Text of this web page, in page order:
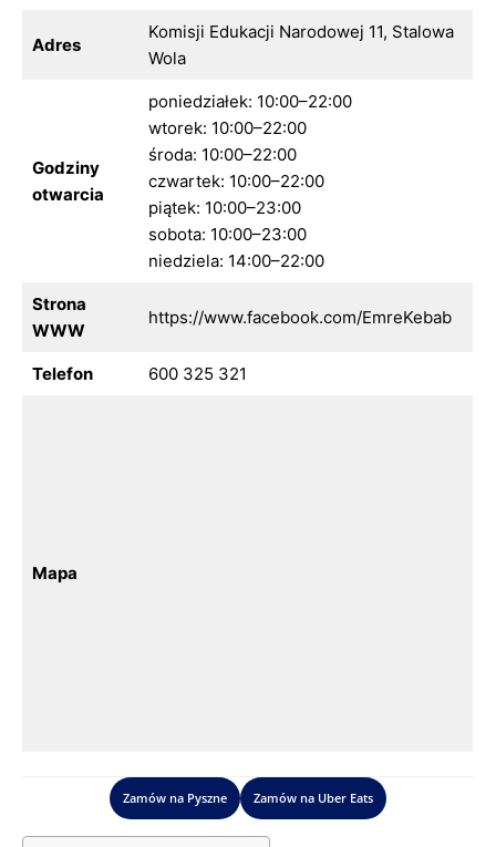
Adres
Komisji Edukacji Narodowej 11, Stalowa
Wola
Godziny
otwarcia
poniedziałek: 10:00–22:00
wtorek: 10:00–22:00
środa: 10:00–22:00
czwartek: 10:00–22:00
piątek: 10:00–23:00
sobota: 10:00–23:00
niedziela: 14:00–22:00
Strona
WWW
https://www.facebook.com/EmreKebab
Telefon 600 325 321
Mapa
Zamów na Pyszne Zamów na Uber Eats